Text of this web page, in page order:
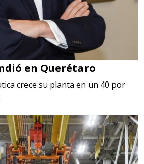
en Querétaro
crece su planta en un 40 por